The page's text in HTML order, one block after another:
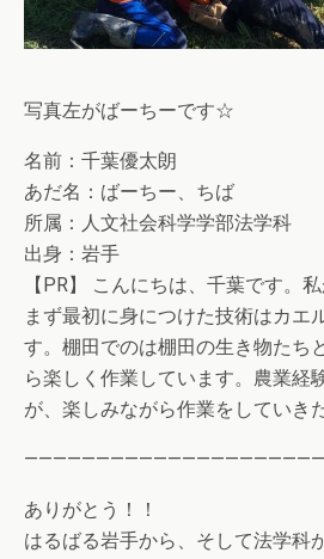
写真左がばーちーです☆
名前：千葉優太朗
あだ名：ばーちー、ちば
所属：人文社会科学学部法学科
出身：岩手
【PR】 こんにちは、千葉です。
まず最初に身につけた技術はカエ
す。棚田でのは棚田の生き物たち
ら楽しく作業しています。農業経
が、楽しみながら作業をしていき
ありがとう！！
はるばる岩手から、そして法学科